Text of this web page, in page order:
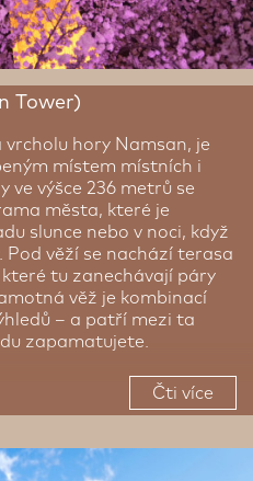
Tower)
vrcholu hory Namsan, je
místem místních i
ve výšce 236 metrů se
města, které je
slunce nebo v noci, když
Pod věží se nachází terasa
tu zanechávají páry
věž je kombinací
– a patří mezi ta
zapamatujete.
Čti více